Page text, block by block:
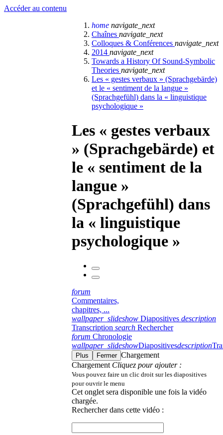
Accéder au contenu
home navigate_next
Chaînes navigate_next
Colloques & Conférences navigate_next
2014 navigate_next
Towards a History Of Sound-Symbolic
Theories navigate_next
Les « gestes verbaux » (Sprachgebärde)
et le « sentiment de la langue »
(Sprachgefühl) dans la « linguistique
psychologique »
Les « gestes verbaux
» (Sprachgebärde) et
le « sentiment de la
langue »
(Sprachgefühl) dans
la « linguistique
psychologique »
forum
Commentaires,
chapitres, ...
wallpaper_slideshow Diapositives description
Transcription search Rechercher
forum Chronologie
wallpaper_slideshowDiapositivesdescription
Plus Fermer Chargement
Chargement Cliquez pour ajouter :
Vous pouvez faire un clic droit sur les diapositives
pour ouvrir le menu
Cet onglet sera disponible une fois la vidéo
chargée.
Rechercher dans cette vidéo :